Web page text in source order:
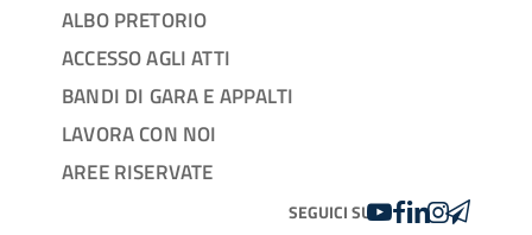
ALBO PRETORIO
ACCESSO AGLI ATTI
BANDI DI GARA E APPALTI
LAVORA CON NOI
AREE RISERVATE
SEGUICI SUYOUTUBE
FACEBOOK
LINKEDIN
INSTAGRAM